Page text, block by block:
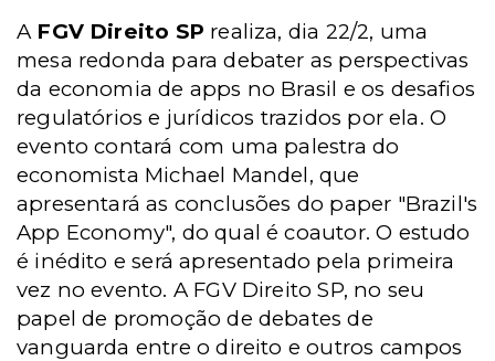
A FGV Direito SP realiza, dia 22/2, uma
mesa redonda para debater as perspectivas
da economia de apps no Brasil e os desafios
regulatórios e jurídicos trazidos por ela. O
evento contará com uma palestra do
economista Michael Mandel, que
apresentará as conclusões do paper "Brazil's
App Economy", do qual é coautor. O estudo
é inédito e será apresentado pela primeira
vez no evento. A FGV Direito SP, no seu
papel de promoção de debates de
vanguarda entre o direito e outros campos